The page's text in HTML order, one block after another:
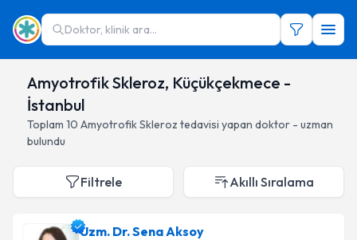
Doktor, klinik ara...
Amyotrofik Skleroz, Küçükçekmece -
İstanbul
Toplam 10 Amyotrofik Skleroz tedavisi yapan doktor - uzman
bulundu
Filtrele Akıllı Sıralama
Uzm. Dr. Sena Aksoy